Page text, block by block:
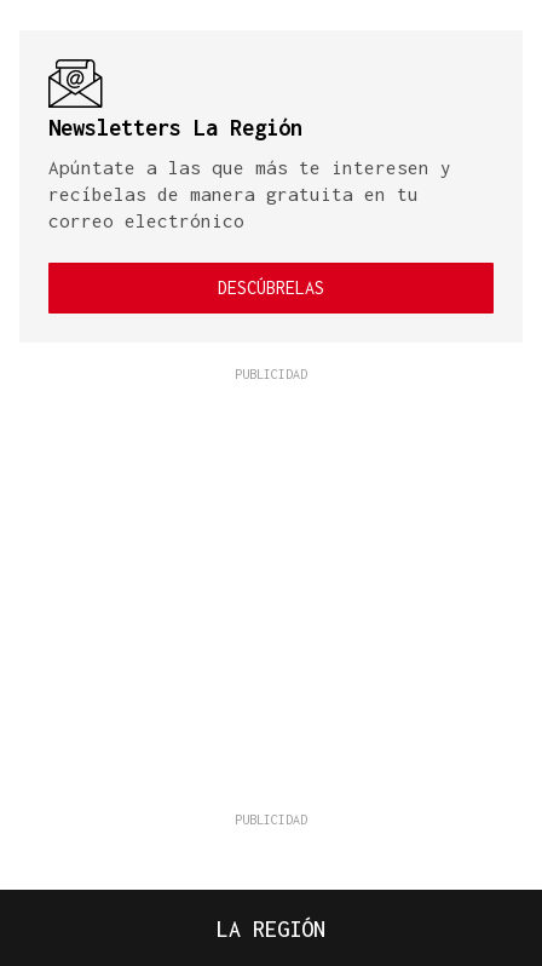
Newsletters La Región
Apúntate a las que más te interesen y
recíbelas de manera gratuita en tu
correo electrónico
DESCÚBRELAS
LA REGIÓN